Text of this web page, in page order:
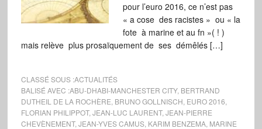
pour l’euro 2016, ce n’est pas
« a cose des racistes » ou « la
fote à marine et au fn »( ! )
mais relève plus prosaïquement de ses démêlés […]
CLASSÉ SOUS :ACTUALITÉS
BALISÉ AVEC :ABU-DHABI-MANCHESTER CITY, BERTRAND
DUTHEIL DE LA ROCHÈRE BRUNO GOLLNISCH EURO 2016
FLORIAN PHILIPPOT, JEAN-LUC LAURENT, JEAN-PIERRE
CHEVÈNEMENT, JEAN-YVES CAMUS, KARIM BENZEMA, MARINE